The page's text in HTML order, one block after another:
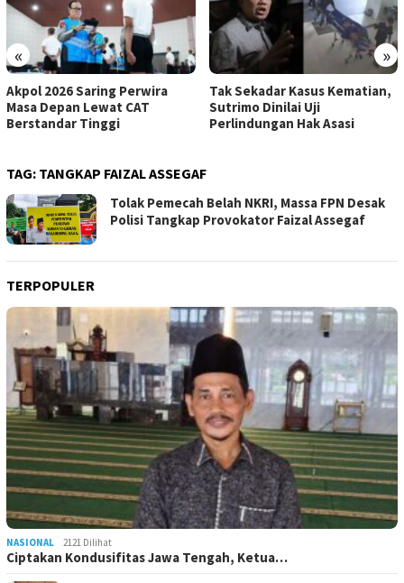
« »
Tak Sekadar Kasus Kematian,
Sutrimo Dinilai Uji
Perlindungan Hak Asasi
SETARA Institute: Rutan
Tak Mengubah Substansi
Penanganan Kasus Febrie
TAG: TANGKAP FAIZAL ASSEGAF
Tolak Pemecah Belah NKRI, Massa FPN Desak
Polisi Tangkap Provokator Faizal Assegaf
TERPOPULER
NASIONAL 2121 Dilihat
Ciptakan Kondusifitas Jawa Tengah, Ketua…